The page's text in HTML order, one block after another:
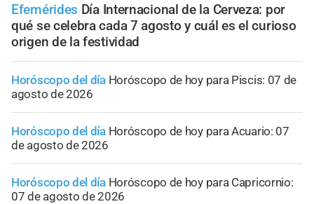
Efemérides Día Internacional de la Cerveza: por
qué se celebra cada 7 agosto y cuál es el curioso
origen de la festividad
Horóscopo del día Horóscopo de hoy para Piscis: 07 de
agosto de 2026
Horóscopo del día Horóscopo de hoy para Acuario: 07
de agosto de 2026
Horóscopo del día Horóscopo de hoy para Capricornio:
07 de agosto de 2026